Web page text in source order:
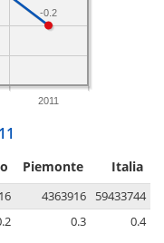
2011
-0.2
Piemonte Italia
4363916
59433744
0.3 0.4